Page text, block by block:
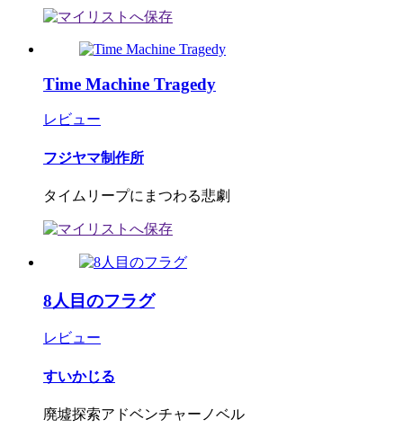
Time Machine Tragedy
レビュー
フジヤマ制作所
タイムリープにまつわる悲劇
8人目のフラグ
レビュー
すいかじる
廃墟探索アドベンチャーノベル